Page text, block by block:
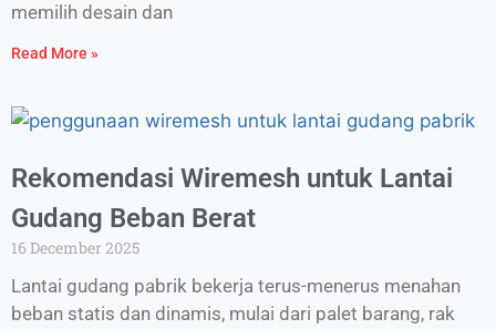
memilih desain dan
Read More »
Rekomendasi Wiremesh untuk Lantai
Gudang Beban Berat
16 December 2025
Lantai gudang pabrik bekerja terus-menerus menahan
beban statis dan dinamis, mulai dari palet barang, rak